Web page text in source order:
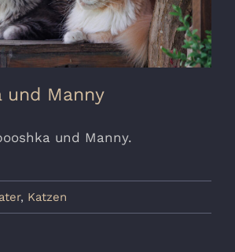
und Manny
und Manny.
, Katzen